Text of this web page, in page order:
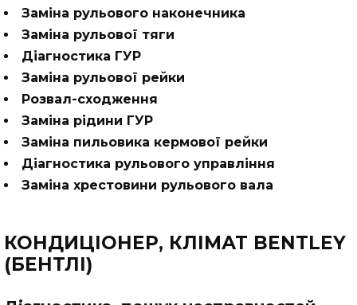
Заміна рульового наконечника
Заміна рульової тяги
Діагностика ГУР
Заміна рульової рейки
Розвал-сходження
Заміна рідини ГУР
Заміна пильовика кермової рейки
Діагностика рульового управління
Заміна хрестовини рульового вала
КОНДИЦІОНЕР, КЛІМАТ BENTLEY
(БЕНТЛІ)